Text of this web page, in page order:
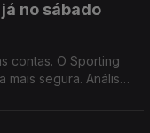
no sábado
contas. O Sporting
mais segura. Análise